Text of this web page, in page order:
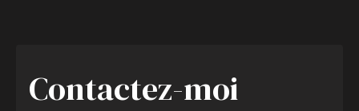
Contactez-moi